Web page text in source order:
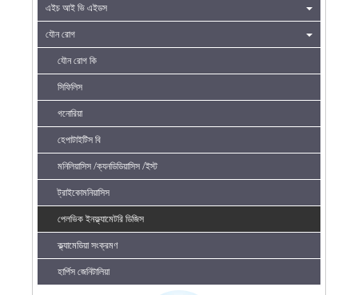
এইচ আই ভি এইডস
যৌন রোগ
যৌন রোগ কি
সিফিলিস
গনোরিয়া
হেপাটাইটিস বি
মনিলিয়াসিস /ক্যনডিডিয়াসিস /ইস্ট
ট্রাইকোমনিয়াসিস
পেলভিক ইনফ্ল্যামেটরি ডিজিস
ক্ল্যামেডিয়া সংক্রমণ
হার্পিস জেনিটালিয়া